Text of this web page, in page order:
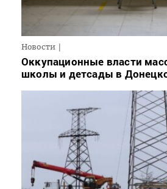
Новости
Оккупационные власти
школы и детсады в